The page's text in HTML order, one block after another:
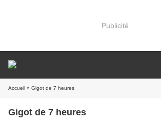
Publicité
Accueil » Gigot de 7 heures
Gigot de 7 heures